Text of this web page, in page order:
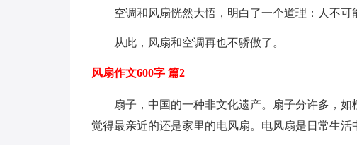
空调和风扇恍然大悟，明白了一个道理：人不可
从此，风扇和空调再也不骄傲了。
风扇作文600字 篇2
扇子，中国的一种非文化遗产。扇子分许多，
觉得最亲近的还是家里的电风扇。电风扇是日常生活